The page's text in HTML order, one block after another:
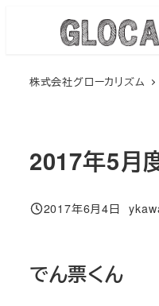
株式会社グローカリズム
2017年5月
投稿日
2017年6月4日
著
でん票くん